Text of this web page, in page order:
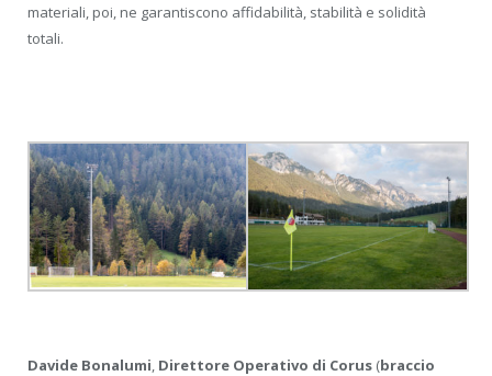
materiali, poi, ne garantiscono affidabilità, stabilità e solidità
totali.
Davide Bonalumi, Direttore Operativo di Corus (braccio